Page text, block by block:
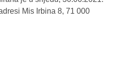
Mis Irbina 8, 71 000